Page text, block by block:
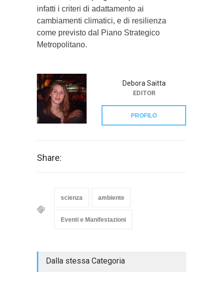
infatti i criteri di adattamento ai
cambiamenti climatici, e di resilienza
come previsto dal Piano Strategico
Metropolitano.
Debora Saitta
EDITOR
PROFILO
Share:
scienza ambiente
Eventi e Manifestazioni
Dalla stessa Categoria